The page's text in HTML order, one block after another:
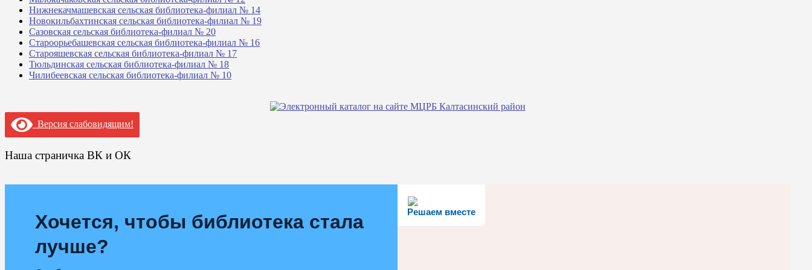
Нижнекачмашевская сельская библиотека-филиал № 14
Новокильбахтинская сельская библиотека-филиал № 19
Сазовская сельская библиотека-филиал № 20
Староорьебашевская сельская библиотека-филиал № 16
Старояшевская сельская библиотека-филиал № 17
Тюльдинская сельская библиотека-филиал № 18
Чилибеевская сельская библиотека-филиал № 10
Версия слабовидящим!
Наша страничка ВК и ОК
Решаем вместе
Хочется, чтобы библиотека стала
лучше?